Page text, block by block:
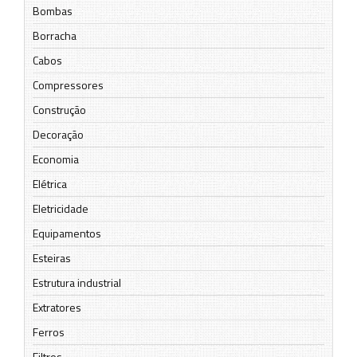
Bombas
Borracha
Cabos
Compressores
Construção
Decoração
Economia
Elétrica
Eletricidade
Equipamentos
Esteiras
Estrutura industrial
Extratores
Ferros